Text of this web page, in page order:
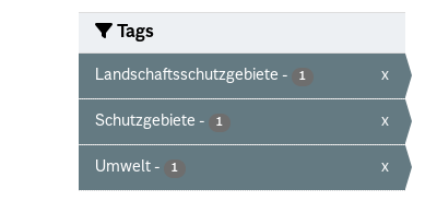
Tags
Landschaftsschutzgebiete - 1 x
Schutzgebiete - 1 x
Umwelt - 1 x